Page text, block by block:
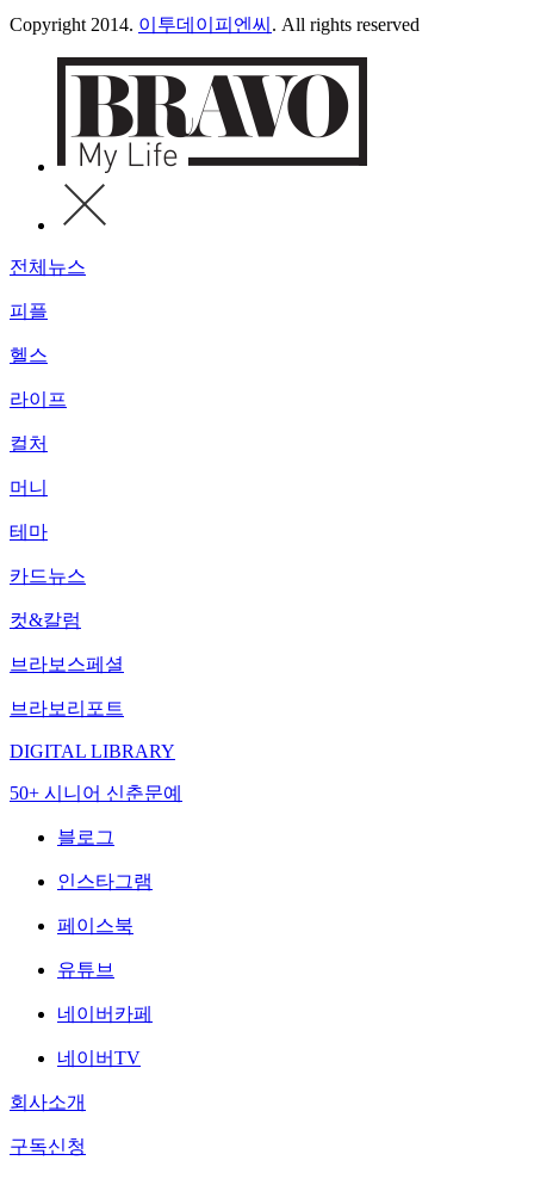
Copyright 2014. 이투데이피엔씨 . All rights reserved
전체뉴스
피플
헬스
라이프
컬처
머니
테마
카드뉴스
컷&칼럼
브라보스페셜
브라보리포트
DIGITAL LIBRARY
50+ 시니어 신춘문예
블로그
인스타그램
페이스북
유튜브
네이버카페
네이버TV
회사소개
구독신청